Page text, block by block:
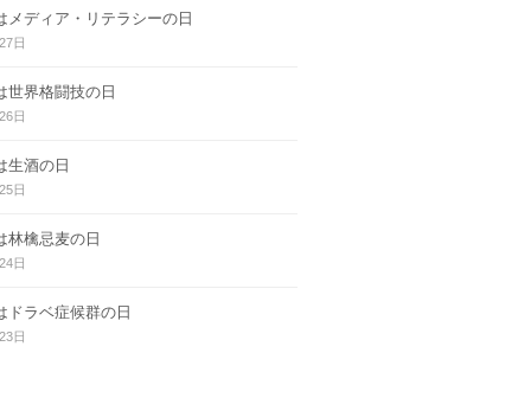
メディア・リテラシーの日
日
世界格闘技の日
日
生酒の日
日
林檎忌麦の日
日
ドラベ症候群の日
日